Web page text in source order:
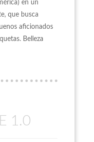
en un
que busca
aficionados
Belleza
1.0